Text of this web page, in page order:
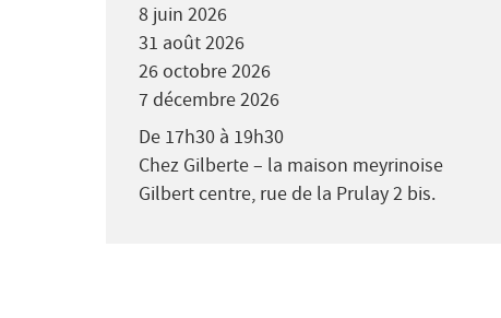
8 juin 2026
31 août 2026
26 octobre 2026
7 décembre 2026
De 17h30 à 19h30
Chez Gilberte – la maison meyrinoise
Gilbert centre, rue de la Prulay 2 bis.